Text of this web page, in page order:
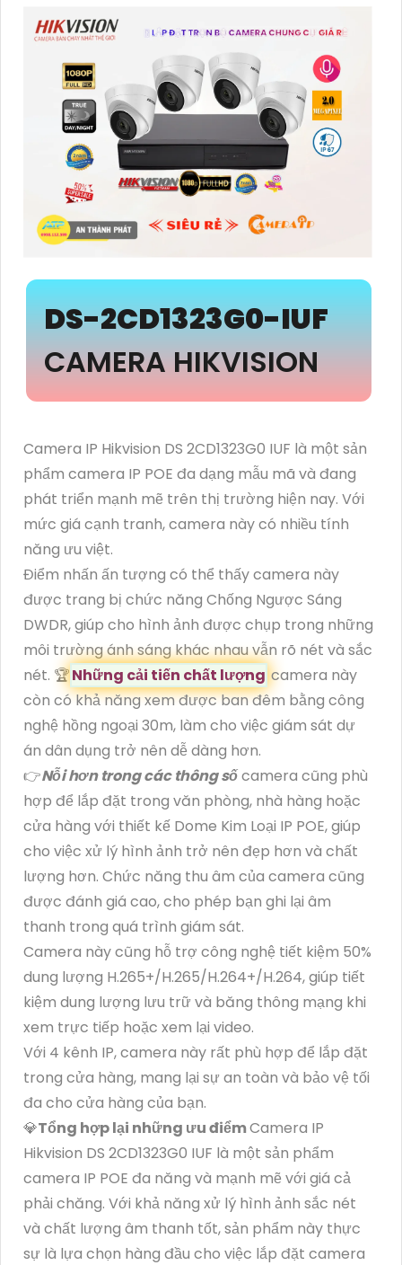
DS-2CD1323G0-IUF
CAMERA HIKVISION
Camera IP Hikvision DS 2CD1323G0 IUF là một sản
phẩm camera IP POE đa dạng mẫu mã và đang
phát triển mạnh mẽ trên thị trường hiện nay. Với
mức giá cạnh tranh, camera này có nhiều tính
năng ưu việt.
Điểm nhấn ấn tượng có thể thấy camera này
được trang bị chức năng Chống Ngược Sáng
DWDR, giúp cho hình ảnh được chụp trong những
môi trường ánh sáng khác nhau vẫn rõ nét và sắc
nét. 🏆Những cải tiến chất lượng camera này
còn có khả năng xem được ban đêm bằng công
nghệ hồng ngoại 30m, làm cho việc giám sát dự
án dân dụng trở nên dễ dàng hơn.
👉Nỗi hơn trong các thông sốcamera cũng phù
hợp để lắp đặt trong văn phòng, nhà hàng hoặc
cửa hàng với thiết kế Dome Kim Loại IP POE, giúp
cho việc xử lý hình ảnh trở nên đẹp hơn và chất
lượng hơn. Chức năng thu âm của camera cũng
được đánh giá cao, cho phép bạn ghi lại âm
thanh trong quá trình giám sát.
Camera này cũng hỗ trợ công nghệ tiết kiệm 50%
dung lượng H.265+/H.265/H.264+/H.264, giúp tiết
kiệm dung lượng lưu trữ và băng thông mạng khi
xem trực tiếp hoặc xem lại video.
Với 4 kênh IP, camera này rất phù hợp để lắp đặt
trong cửa hàng, mang lại sự an toàn và bảo vệ tối
đa cho cửa hàng của bạn.
💎Tổng hợp lại những ưu điểmCamera IP
Hikvision DS 2CD1323G0 IUF là một sản phẩm
camera IP POE đa năng và mạnh mẽ với giá cả
phải chăng. Với khả năng xử lý hình ảnh sắc nét
và chất lượng âm thanh tốt, sản phẩm này thực
sự là lựa chọn hàng đầu cho việc lắp đặt camera